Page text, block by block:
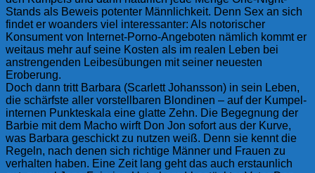
Stands als Beweis potenter Männlichkeit. Denn Sex an sich
findet er woanders viel interessanter: Als notorischer
Konsument von Internet-Porno-Angeboten nämlich kommt er
weitaus mehr auf seine Kosten als im realen Leben bei
anstrengenden Leibesübungen mit seiner neuesten
Eroberung.
Doch dann tritt Barbara (Scarlett Johansson) in sein Leben,
die schärfste aller vorstellbaren Blondinen – auf der Kumpel-
internen Punkteskala eine glatte Zehn. Die Begegnung der
Barbie mit dem Macho wirft Don Jon sofort aus der Kurve,
was Barbara geschickt zu nutzen weiß. Denn sie kennt die
Regeln, nach denen sich richtige Männer und Frauen zu
verhalten haben. Eine Zeit lang geht das auch erstaunlich